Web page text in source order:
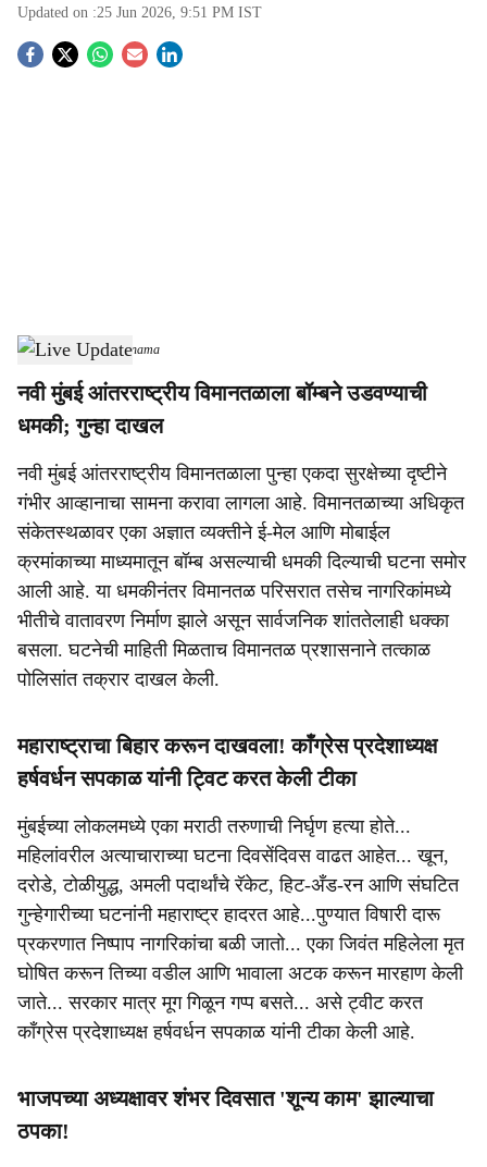
Updated on :25 Jun 2026, 9:51 PM IST
S
a
e
Live Update -Sarkarnama
नवी मुंबई आंतरराष्ट्रीय विमानतळाला बॉम्बने उडवण्याची
धमकी; गुन्हा दाखल
नवी मुंबई आंतरराष्ट्रीय विमानतळाला पुन्हा एकदा सुरक्षेच्या दृष्टीने
गंभीर आव्हानाचा सामना करावा लागला आहे. विमानतळाच्या अधिकृत
संकेतस्थळावर एका अज्ञात व्यक्तीने ई-मेल आणि मोबाईल
क्रमांकाच्या माध्यमातून बॉम्ब असल्याची धमकी दिल्याची घटना समोर
आली आहे. या धमकीनंतर विमानतळ परिसरात तसेच नागरिकांमध्ये
भीतीचे वातावरण निर्माण झाले असून सार्वजनिक शांततेलाही धक्का
बसला. घटनेची माहिती मिळताच विमानतळ प्रशासनाने तत्काळ
पोलिसांत तक्रार दाखल केली.
महाराष्ट्राचा बिहार करून दाखवला! काँग्रेस प्रदेशाध्यक्ष
हर्षवर्धन सपकाळ यांनी ट्विट करत केली टीका
मुंबईच्या लोकलमध्ये एका मराठी तरुणाची निर्घृण हत्या होते...
महिलांवरील अत्याचाराच्या घटना दिवसेंदिवस वाढत आहेत... खून,
दरोडे, टोळीयुद्ध, अमली पदार्थांचे रॅकेट, हिट-अँड-रन आणि संघटित
गुन्हेगारीच्या घटनांनी महाराष्ट्र हादरत आहे...पुण्यात विषारी दारू
प्रकरणात निष्पाप नागरिकांचा बळी जातो... एका जिवंत महिलेला मृत
घोषित करून तिच्या वडील आणि भावाला अटक करून मारहाण केली
जाते... सरकार मात्र मूग गिळून गप्प बसते... असे ट्वीट करत
काँग्रेस प्रदेशाध्यक्ष हर्षवर्धन सपकाळ यांनी टीका केली आहे.
भाजपच्या अध्यक्षावर शंभर दिवसात 'शून्य काम' झाल्याचा
ठपका!